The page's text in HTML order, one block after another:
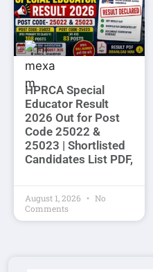
HPRCA Special
Educator Result
2026 Out for Post
Code 25022 &
25023 | Shortlisted
Candidates List PDF,
August 1, 2026
No
Comments